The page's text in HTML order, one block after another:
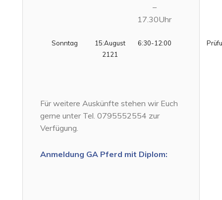
–
17.30Uhr
Sonntag
15:August
2121
6:30-12:00
Für weitere Auskünfte stehen wir Euch
gerne unter Tel. 0795552554 zur
Verfügung.
Anmeldung GA Pferd mit Diplom: